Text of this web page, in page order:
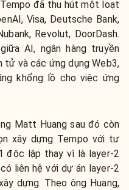
đã thu hút một loạt
Visa, Deutsche Bank,
Revolut, DoorDash.
AI, ngân hàng truyền
và các ứng dụng Web3,
khổng lồ cho việc ứng
Matt Huang sau đó còn
xây dựng Tempo với tư
độc lập thay vì là layer-2
liên hệ với dự án layer-2
dựng. Theo ông Huang,